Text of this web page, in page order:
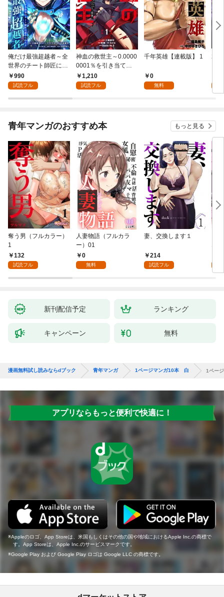
俺だけ最強超越者～全
世界のチート師匠に認
められた～【単行本】
（１）
990
試読フル
神血の救世主～0.0000
0001％を引き当て最
強へ～【電子書籍特典
付】（１）
1,210
試読フル
千年英雄【連載版】 1
0
無料
2周
ク
青年マンガのおすすめ本 もっと見る
奪う男（フルカラー）
1
132
試読フル
人妻物語（フルカラ
ー）01
0
無料
妻、交換します１
214
試読フル
な
新刊配信予定 ランキング
キャンペーン 無料
漫画無料試し読みならdブック 青年マンガ 1ページマンガ10本 白 1ペー
アプリならもっと便利で快適に！
Appleのロゴ、App Storeは、米国もしくはその他の国や地域におけるApple Inc.の商標で
す。App Storeは、Apple Inc.のサービスマークです。
Google Play および Google Play ロゴは Google LLC の商標です。